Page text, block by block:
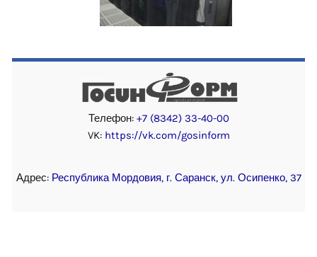
Телефон: +7 (8342) 33-40-00
VK: https://vk.com/gosinform
Адрес: Республика Мордовия, г. Саранск, ул. Осипенко, 37